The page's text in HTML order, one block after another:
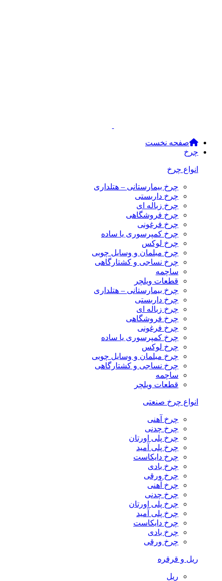
صفحه نخست
چرخ
انواع چرخ
چرخ بیمارستانی – هتلداری
چرخ داربستی
چرخ زباله ای
چرخ فروشگاهی
چرخ فرغونی
چرخ کمپرسوری یا ساده
چرخ لوکس
چرخ مبلمان و وسایل چوبی
چرخ نساجی و کشتارگاهی
ساچمه
قطعات ویلچر
چرخ بیمارستانی – هتلداری
چرخ داربستی
چرخ زباله ای
چرخ فروشگاهی
چرخ فرغونی
چرخ کمپرسوری یا ساده
چرخ لوکس
چرخ مبلمان و وسایل چوبی
چرخ نساجی و کشتارگاهی
ساچمه
قطعات ویلچر
انواع چرخ صنعتی
چرخ آهنی
چرخ چدنی
چرخ پلی اورتان
چرخ پلی آمید
چرخ دایکاست
چرخ بادی
چرخ ورقی
چرخ آهنی
چرخ چدنی
چرخ پلی اورتان
چرخ پلی آمید
چرخ دایکاست
چرخ بادی
چرخ ورقی
ریل و قرقره
ریل